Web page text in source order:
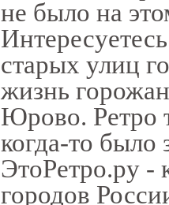
не было на
старых улиц
жизнь
Юрово. Ретро
когда-то было
ЭтоРетро.ру -
городов